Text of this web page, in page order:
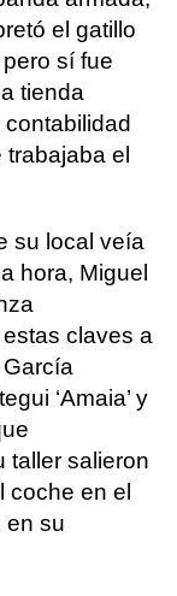
el gatillo
sí fue
tienda
el
su local veía
hora, Miguel
claves a
‘Amaia’ y
taller salieron
coche en el
en su